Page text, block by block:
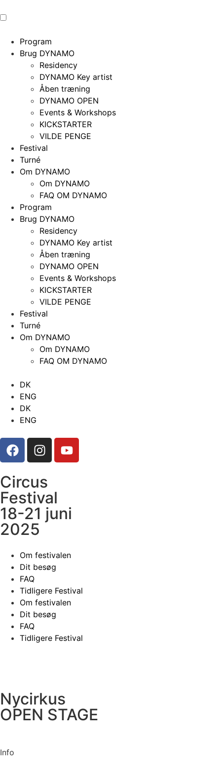
Program
Brug DYNAMO
Residency
DYNAMO Key artist
Åben træning
DYNAMO OPEN
Events & Workshops
KICKSTARTER
VILDE PENGE
Festival
Turné
Om DYNAMO
Om DYNAMO
FAQ OM DYNAMO
Program
Brug DYNAMO
Residency
DYNAMO Key artist
Åben træning
DYNAMO OPEN
Events & Workshops
KICKSTARTER
VILDE PENGE
Festival
Turné
Om DYNAMO
Om DYNAMO
FAQ OM DYNAMO
DK
ENG
DK
ENG
Circus
Festival
18-21 juni
2025
Om festivalen
Dit besøg
FAQ
Tidligere Festival
Om festivalen
Dit besøg
FAQ
Tidligere Festival
Nycirkus
OPEN STAGE
Info